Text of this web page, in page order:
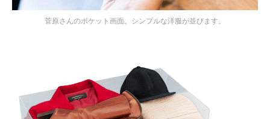
菅原さんのポケット画面。シンプルな洋服が並びます。